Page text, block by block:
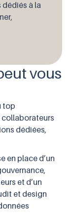
dédiés à la
vous
top
collaborateurs
dédiées,
en place d’un
et d’un
et design